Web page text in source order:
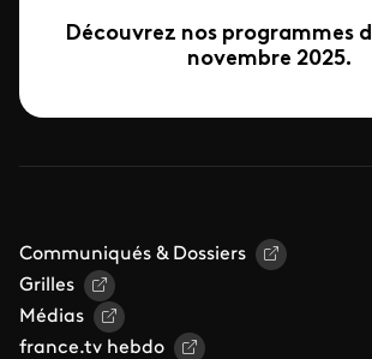
Découvrez nos programmes
novembre 2025.
Communiqués & Dossiers
Grilles
Médias
france.tv hebdo